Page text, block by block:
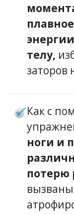
телу,
заторов
Как с
ноги и
потерю